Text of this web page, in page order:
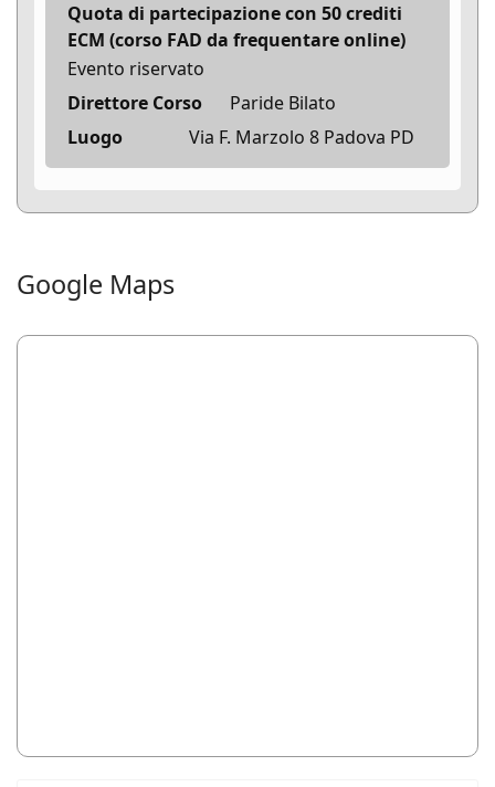
Quota di partecipazione con 50 crediti
ECM (corso FAD da frequentare online)
Evento riservato
Direttore Corso
Paride Bilato
Luogo
Via F. Marzolo 8 Padova PD
Google Maps